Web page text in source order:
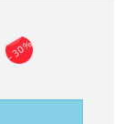
- 30%